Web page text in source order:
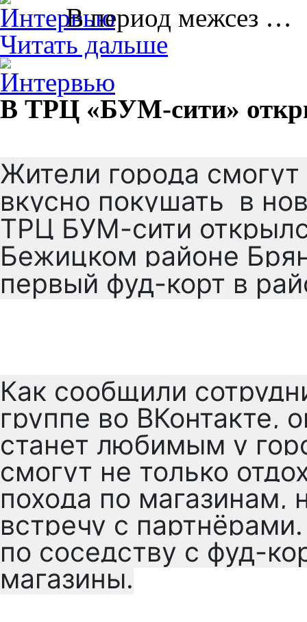
В период межсез …
Читать дальше
В ТРЦ «БУМ-сити»
Жители города
вкусно покушать в
ТРЦ БУМ-сити
Бежицком районе
первый фуд-корт в
Как сообщили
группе во ВКонтакте,
станет любимым у
смогут не только
похода по магазинам,
встречу с
по соседству с фуд-
магазины.